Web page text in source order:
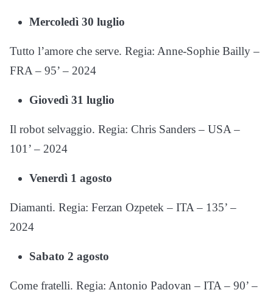
Mercoledì 30 luglio
Tutto l’amore che serve. Regia: Anne-Sophie Bailly –
FRA – 95’ – 2024
Giovedì 31 luglio
Il robot selvaggio. Regia: Chris Sanders – USA –
101’ – 2024
Venerdì 1 agosto
Diamanti. Regia: Ferzan Ozpetek – ITA – 135’ –
2024
Sabato 2 agosto
Come fratelli. Regia: Antonio Padovan – ITA – 90’ –